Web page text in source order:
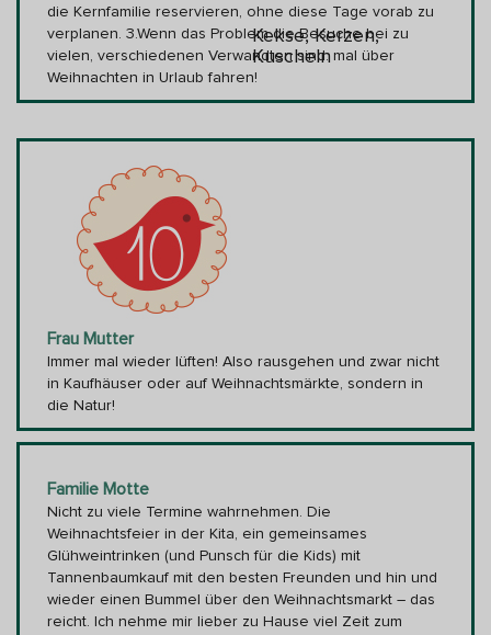
die Kernfamilie reservieren, ohne diese Tage vorab zu
verplanen. 3.Wenn das Problem die Besuche bei zu
vielen, verschiedenen Verwandten sind: mal über
Weihnachten in Urlaub fahren!
Kekse, Kerzen,
Kuscheln
Frau Mutter
Immer mal wieder lüften! Also rausgehen und zwar nicht
in Kaufhäuser oder auf Weihnachtsmärkte, sondern in
die Natur!
Familie Motte
Nicht zu viele Termine wahrnehmen. Die
Weihnachtsfeier in der Kita, ein gemeinsames
Glühweintrinken (und Punsch für die Kids) mit
Tannenbaumkauf mit den besten Freunden und hin und
wieder einen Bummel über den Weihnachtsmarkt – das
reicht. Ich nehme mir lieber zu Hause viel Zeit zum